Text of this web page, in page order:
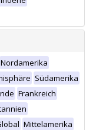
Nordamerika
Südamerika
Frankreich
Mittelamerika